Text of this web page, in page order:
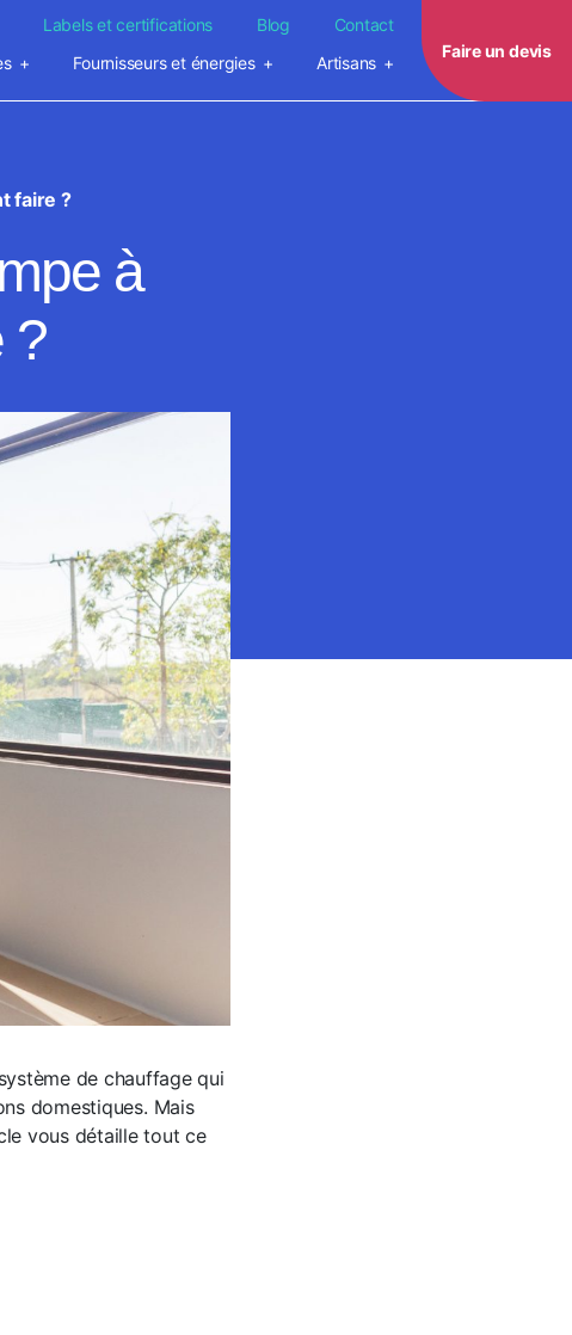
Labels et certifications Blog
Contact
Fournisseurs et énergies Artisans
Faire un devis
faire ?
à
?
de chauffage qui
domestiques. Mais
vous détaille tout ce